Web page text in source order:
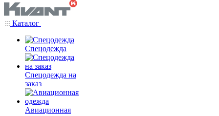
Каталог
Спецодежда
Спецодежда на
заказ
Авиационная